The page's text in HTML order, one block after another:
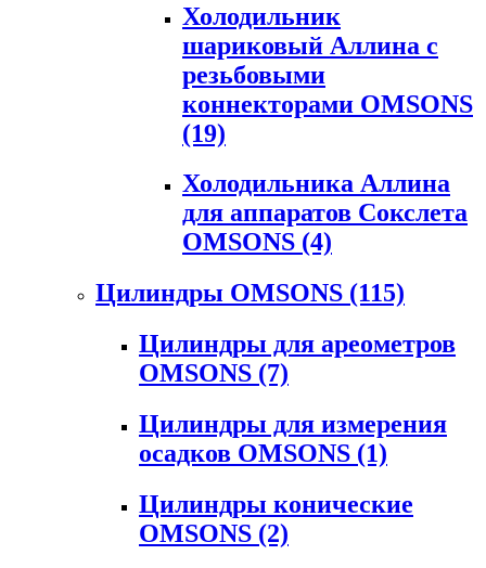
Холодильник
шариковый Аллина с
резьбовыми
коннекторами OMSONS
(19)
Холодильника Аллина
для аппаратов Сокслета
OMSONS (4)
Цилиндры OMSONS (115)
Цилиндры для ареометров
OMSONS (7)
Цилиндры для измерения
осадков OMSONS (1)
Цилиндры конические
OMSONS (2)